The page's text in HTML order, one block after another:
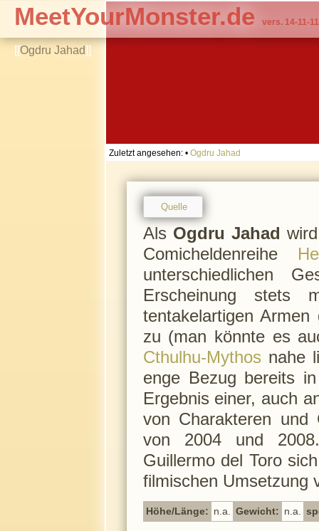
[[Ogdru Jahad]]
MeetYourMonster.de vers. 14-11-11
Zuletzt angesehen: • Ogdru Jahad
Quelle
Als Ogdru Jahad
Comicheldenreihe
unterschiedlichen
Erscheinung stets
tentakelartigen
zu (man könnte es
Cthulhu-Mythos nahe
enge Bezug bereits
Ergebnis einer, auch
von Charakteren und
von 2004 und
Guillermo del Toro
filmischen Umsetzung
Höhe/Länge: n.a. Gewicht: n.a.